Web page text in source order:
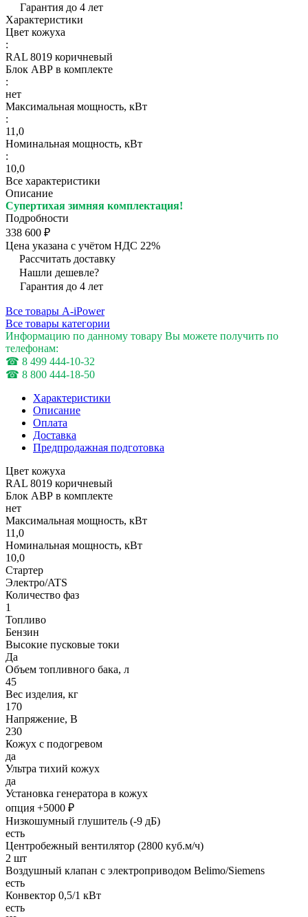
Гарантия до 4 лет
Характеристики
Цвет кожуха
:
RAL 8019 коричневый
Блок АВР в комплекте
:
нет
Максимальная мощность, кВт
:
11,0
Номинальная мощность, кВт
:
10,0
Все характеристики
Описание
Супертихая зимняя комплектация!
Подробности
338 600 ₽
Цена указана с учётом НДС 22%
Рассчитать доставку
Нашли дешевле?
Гарантия до 4 лет
Все товары A-iPower
Все товары категории
Информацию по данному товару Вы можете получить по
телефонам:
☎ 8 499 444-10-32
☎ 8 800 444-18-50
Характеристики
Описание
Оплата
Доставка
Предпродажная подготовка
Цвет кожуха
RAL 8019 коричневый
Блок АВР в комплекте
нет
Максимальная мощность, кВт
11,0
Номинальная мощность, кВт
10,0
Стартер
Электро/ATS
Количество фаз
1
Топливо
Бензин
Высокие пусковые токи
Да
Объем топливного бака, л
45
Вес изделия, кг
170
Напряжение, В
230
Кожух с подогревом
да
Ультра тихий кожух
да
Установка генератора в кожух
опция +5000 ₽
Низкошумный глушитель (-9 дБ)
есть
Центробежный вентилятор (2800 куб.м/ч)
2 шт
Воздушный клапан с электроприводом Belimo/Siemens
есть
Конвектор 0,5/1 кВт
есть